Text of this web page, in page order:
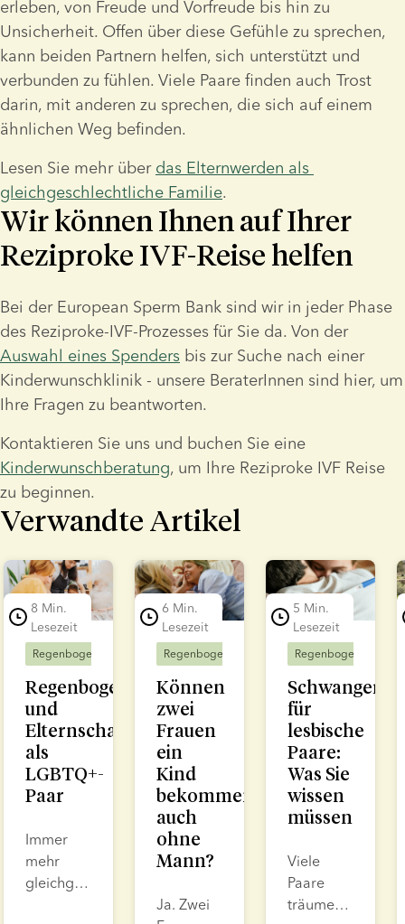
erleben, von Freude und Vorfreude bis hin zu
Unsicherheit. Offen über diese Gefühle zu sprechen,
kann beiden Partnern helfen, sich unterstützt und
verbunden zu fühlen. Viele Paare finden auch Trost
darin, mit anderen zu sprechen, die sich auf einem
ähnlichen Weg befinden.
Lesen Sie mehr über das Elternwerden als
gleichgeschlechtliche Familie.
Wir können Ihnen auf Ihrer
Reziproke IVF-Reise helfen
Bei der European Sperm Bank sind wir in jeder Phase
des Reziproke-IVF-Prozesses für Sie da. Von der
Auswahl eines Spenders bis zur Suche nach einer
Kinderwunschklinik - unsere BeraterInnen sind hier, um
Ihre Fragen zu beantworten.
Kinderwunschberatung, um Ihre Reziproke IVF Reise
zu beginnen.
Verwandte Artikel
1 of 7
8 Min.
Lesezeit
Regenbogenfamilien
Regenbogenfamilie
und
Elternschaft
als
LGBTQ+-
Paar
Immer
mehr
gleichgeschlechtliche
6 Min.
Lesezeit
Regenbogenfamilien
Können
zwei
Frauen
ein
Kind
bekommen,
auch
ohne
Mann?
Ja. Zwei
5 Min.
Lesezeit
Regenbogenfamilien
für
lesbische
Paare:
Was Sie
wissen
müssen
Viele
Paare
träumen